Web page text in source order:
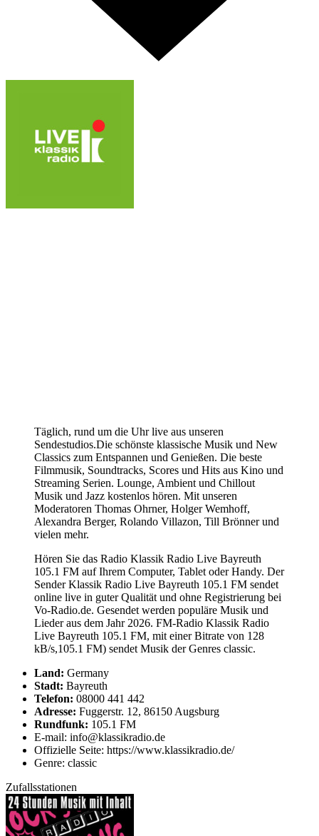
Täglich, rund um die Uhr live aus unseren
Sendestudios.Die schönste klassische Musik und New
Classics zum Entspannen und Genießen. Die beste
Filmmusik, Soundtracks, Scores und Hits aus Kino und
Streaming Serien. Lounge, Ambient und Chillout
Musik und Jazz kostenlos hören. Mit unseren
Moderatoren Thomas Ohrner, Holger Wemhoff,
Alexandra Berger, Rolando Villazon, Till Brönner und
vielen mehr.
Hören Sie das Radio Klassik Radio Live Bayreuth
105.1 FM auf Ihrem Computer, Tablet oder Handy. Der
Sender Klassik Radio Live Bayreuth 105.1 FM sendet
online live in guter Qualität und ohne Registrierung bei
Vo-Radio.de. Gesendet werden populäre Musik und
Lieder aus dem Jahr 2026. FM-Radio Klassik Radio
Live Bayreuth 105.1 FM, mit einer Bitrate von 128
kB/s,105.1 FM) sendet Musik der Genres classic.
Land: Germany
Stadt: Bayreuth
Telefon: 08000 441 442
Adresse: Fuggerstr. 12, 86150 Augsburg
Rundfunk: 105.1 FM
E-mail: info@klassikradio.de
Offizielle Seite: https://www.klassikradio.de/
Genre: classic
Zufallsstationen